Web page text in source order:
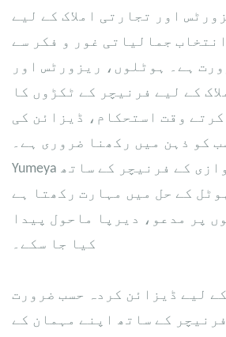
اور تجارتی املاک کے لیے
جمالیاتی غور و فکر سے
ہے۔ ہوٹلوں، ریزورٹس اور
کے لیے فرنیچر کے ٹکڑوں کا
کرتے وقت استحکام، ڈیزائن کی
کو ذہن میں رکھنا ضروری ہے۔
Yumeya پریمیم مہمان نوازی کے فرنیچر کے ساتھ
کے حل میں مہارت رکھتا ہے
پر مدعو، دیرپا ماحول پیدا
کیا جا سکے۔
لیے ڈیزائن کردہ حسب ضرورت
کے ساتھ اپنے مہمان کے